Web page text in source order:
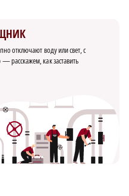
отключают воду или свет, с
расскажем, как заставить